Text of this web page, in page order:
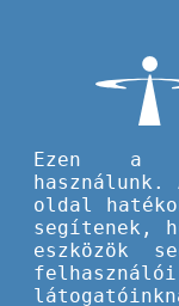
Az
Ezen a
oldal
segítenek,
eszközök